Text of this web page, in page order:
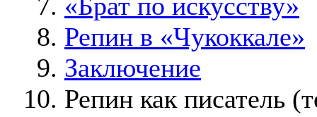
Репин в «Чукоккале»
Заключение
Репин как писатель